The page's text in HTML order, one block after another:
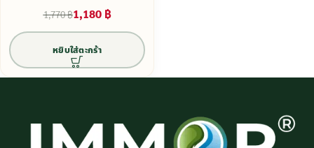
1,770฿1,180 ฿
หยิบใส่ตะกร้า